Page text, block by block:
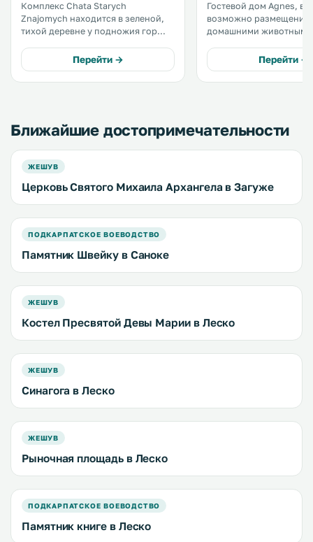
Комплекс Chata Starych
Znajomych находится в зеленой,
тихой деревне у подножия гор
в 2 коттеджах в горном стиле. На
территории предоставляется
бесплатный WiFi. .
Перейти →
Гостевой дом Agnes, в
возможно размещение
домашними
Предоставляется
во всех зонах
бесплатная частная
Перейти →
Ближайшие достопримечательности
ЖЕШУВ
Церковь Святого Михаила Архангела в Загуже
ПОДКАРПАТСКОЕ ВОЕВОДСТВО
Памятник Швейку в Саноке
ЖЕШУВ
Костел Пресвятой Девы Марии в Леско
ЖЕШУВ
Синагога в Леско
ЖЕШУВ
Рыночная площадь в Леско
ПОДКАРПАТСКОЕ ВОЕВОДСТВО
Памятник книге в Леско